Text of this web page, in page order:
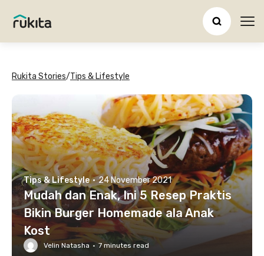
Rukita Stories/Tips & Lifestyle
Tips & Lifestyle · 24 November 2021
Mudah dan Enak, Ini 5 Resep Praktis
Bikin Burger Homemade ala Anak
Kost
Velin Natasha · 7 minutes read